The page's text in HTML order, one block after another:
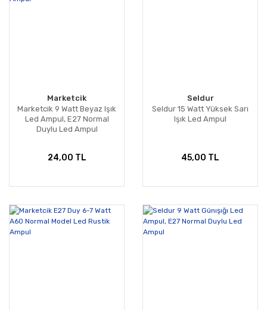
Marketcik
Marketcik 9 Watt Beyaz Işık
Led Ampul, E27 Normal
Duylu Led Ampul
24,00 TL
Seldur
Seldur 15 Watt Yüksek Sarı
Işık Led Ampul
45,00 TL